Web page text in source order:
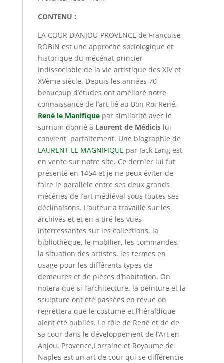
CONTENU :
LA COUR D’ANJOU-PROVENCE de Françoise
ROBIN est une approche sociologique et
historique du mécénat princier
indissociable de la vie artistique des XIV et
XVème siècle. Depuis les années 70
beaucoup d’études ont amélioré notre
connaissance de l’art lié au Bon Roi René.
René le Manifiquepar similarité avec le
surnom donné à Laurent de Médicislui
convient parfaitement. Une biographie de
LAURENT LE MAGNIFIQUE par Jack Lang est
en vente sur notre site. Ce dernier lui fut
présenté en 1454 et je ne peux éviter de
faire le parallèle entre ses deux grands
mécènes de l’art médiéval sous toutes ses
déclinaisons. L’auteur a travaillé sur les
archives et et en a tiré les vues
interressantes sur les collections, la
bibliothèque, le mobilier, les commandes,
la situation des artistes, les termes en
usage pour les différents types de
demeures et de pièces d’habitation. On
notera que si l’architecture, la peinture et la
sculpture ont été passées en revue on
regrettera que le costume et l’héraldique
aient été oubliés. Le rôle de René et de de
sa cour dans le développement de l’Art en
Anjou, Provence,Lorraine et Royaume de
Naples est un art de cour qui se différencie